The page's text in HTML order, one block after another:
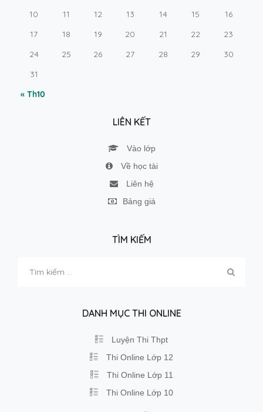
« Th10
10
11 12 13 14 15
16
17
18 19 20 21 22
23
24
25 26 27 28 29
30
31
LIÊN KẾT
Vào lớp
Về học tài
Liên hệ
Bảng giá
TÌM KIẾM
kiếm
DANH MỤC THI ONLINE
Luyện Thi Thpt
Thi Online Lớp 12
Thi Online Lớp 11
Thi Online Lớp 10